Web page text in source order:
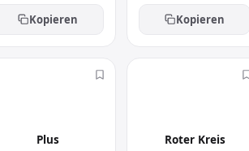
Kopieren Kopieren
Plus Roter Kreis